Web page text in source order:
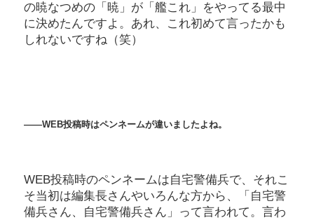
の暁なつめの「暁」が「艦これ」をやってる最中
に決めたんですよ。あれ、これ初めて言ったかも
しれないですね（笑）
――WEB投稿時はペンネームが違いましたよね。
WEB投稿時のペンネームは自宅警備兵で、それこ
そ当初は編集長さんやいろんな方から、「自宅警
備兵さん、自宅警備兵さん」って言われて。言わ